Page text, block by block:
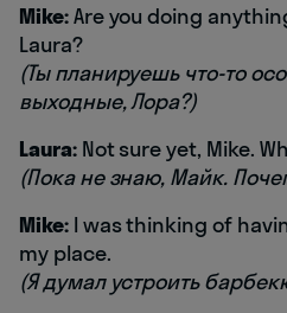
Mike:Are you doing
Laura?
(Ты планируешь что-то
выходные, Лора?)
Laura:Not sure yet, Mike.
(Пока не знаю, Майк.
Mike:I was thinking of
my place.
(Я думал устроить